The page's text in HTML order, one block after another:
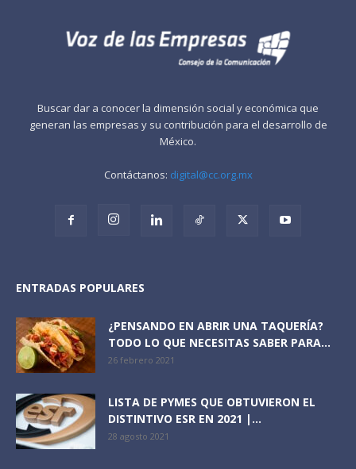
Buscar dar a conocer la dimensión social y económica que
generan las empresas y su contribución para el desarrollo de
México.
Contáctanos: digital@cc.org.mx
ENTRADAS POPULARES
¿PENSANDO EN ABRIR UNA TAQUERÍA?
TODO LO QUE NECESITAS SABER PARA...
26 febrero 2021
LISTA DE PYMES QUE OBTUVIERON EL
DISTINTIVO ESR EN 2021 |...
28 agosto 2021